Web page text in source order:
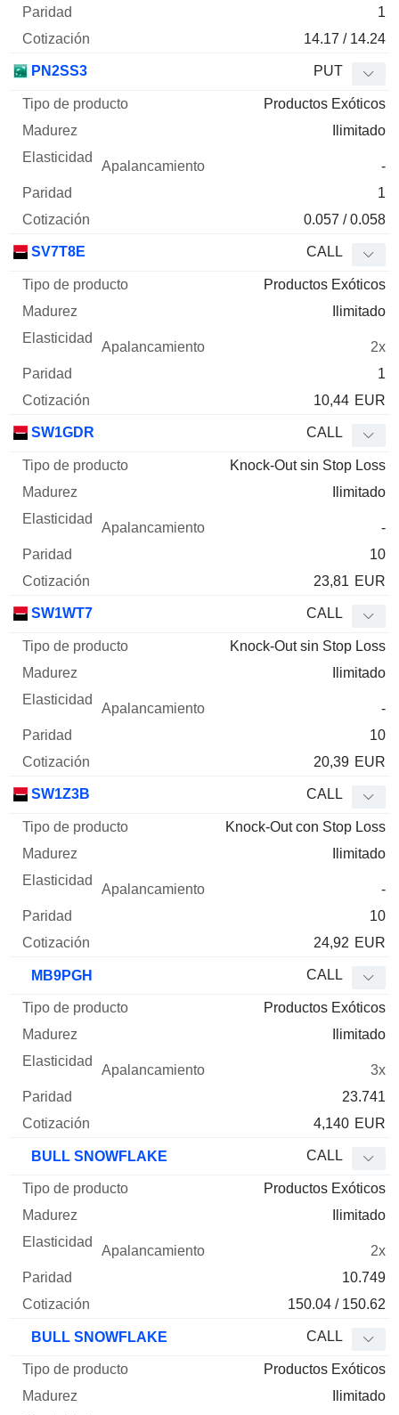
1
14.17 / 14.24
PN2SS3 PUT
Productos Exóticos
Ilimitado
-
1
0.057 / 0.058
SV7T8E CALL
Productos Exóticos
Ilimitado
2x
1
10,44 EUR
SW1GDR CALL
Knock-Out sin Stop Loss
Ilimitado
-
10
23,81 EUR
SW1WT7 CALL
Knock-Out sin Stop Loss
Ilimitado
-
10
20,39 EUR
SW1Z3B CALL
Knock-Out con Stop Loss
Ilimitado
-
10
24,92 EUR
MB9PGH CALL
Productos Exóticos
Ilimitado
3x
23.741
4,140 EUR
BULL SNOWFLAKE CALL
Productos Exóticos
Ilimitado
2x
10.749
150.04 / 150.62
BULL SNOWFLAKE CALL
Productos Exóticos
Ilimitado